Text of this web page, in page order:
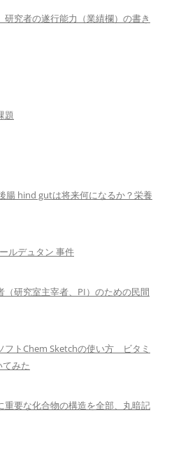
究者の遂行能力（業績欄）の書き
題
hind gutは将来何になるか？栄養
ルデュタン 事件
研究室主宰者、PI）のための民間
フトChem Sketchの使い方 ビタミ
みた
重要な化合物の構造を全部、丸暗記